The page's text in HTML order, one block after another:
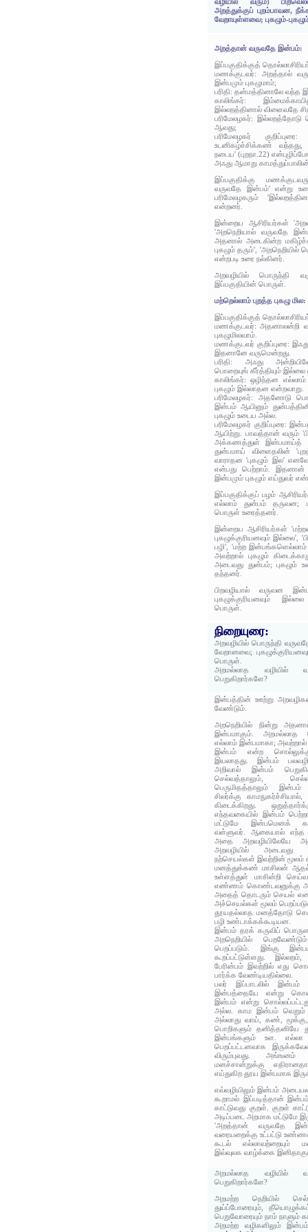
அறத்துக்குப் புறம்பாவன,
வேறாயுள்ளவை; புகழும்-
அறத்தான் வருவதே இன்பம்:
இப்பகுதிக்குத்
மணக்குடவர்: அறத்தால்
இன்பமும் புகழுமாம்;
பரிதி: தன்மத்தினாலே வந்த
காலிங்கர்:
இல்லறத்தினால் விளைவதே
பரிமேலழகர்: இல்லறத்தோடு
ஆவது;
பரிமேலழகர்
உடனிகழ்ச்சிக்கண்
நடைய' (புறநா.22)
அஃது ஆமாறு
இப்பகுதிக்கு
வருவதே இன்பம்' என்று
பரிமேலழகரும்
என்றனர்.
இன்றைய ஆசிரியர்கள்
'அறநெறியால் வருவதே
அதனால் அடைகின்ற
புகழும் தரும்',
என்றபடி உரை நல்கினர்.
அறவழியில் பொருந்தி
இப்பகுதியின் பொருள்.
மற்றெல்லாம் புறத்த புகழு மில:
இப்பகுதிக்குத்
மணக்குடவர்: அதனாலன்றி
புகழுமிலவாம்.
மணக்குடவர் குறிப்புரை:
இதனானே வருமென்றது.
பரிதி: அஃது
பொறையுங் கீர்த்தியும் இல்லை
காலிங்கர்: ஒழிந்தன
புகழும் இல்லாதன என்றவாறு.
பரிமேலழகர்: அதனோடு
இன்பம் ஆயினும்
புகழும் உடைய அல்ல.
பரிமேலழகர் குறிப்புரை:
ஆயிற்று. பாவத்தான் வரும்
அக்கணத்துள் இன்பமாய்த்
துன்பமாய் விளைதலின்
வாராதன 'புகழும் இல'
என்பது பெற்றாம்.
இன்பமும் புகழும் எய்துவர்
இப்பகுதிக்குப் பழம்
எல்லாம் துன்பம் தருவன;
பொருள் உரைத்தனர்.
இன்றைய ஆசிரியர்கள்
புகழுக்குரியனவும் இல்லை',
பழி', 'மற்ற இன்பங்களெல்லாம்
அவற்றால் புகழும்
அடைவது துன்பம்; புகழும்
தந்தனர்.
பிறவழியால் வருவன
புகழுக்குரியனவும்
பொருள்.
நிறையுரை:
அறவழியில் பொருந்தி
வேறானவை;
பொருள்.
அறமல்லாத வழியில்
பெறுகிறார்களே?
இன்பத்தின் ஊற்று
வேண்டும்.
அறநெறியில் நின்று
இன்பமாகும். அறமல்லாத
எல்லாம் இன்பமாகா; அவற்றால்
இன்பம் என்ற
இயலாதது. இன்பம்
அறிவால் இன்பம்
செல்வத்தாலும்,
பெருமிதத்தாலும்
சிலர்க்கு
கிடைக்கிறது.
எந்தவகையில் இன்பம்
மட்டுமே இன்பமெனக்
வள்ளுவர். ஆகையால் எந்த
அதை அறவழியிலேயே
அறவழியில் அடைவது
நற்செயல்கள் இவற்றின் மூலம்
மனத்துக்கண் மாசிலன்
உள்ளத்துள் மாசின்றி
எண்ணம் கொண்டவனுக்கு
அதைத் தொடரும் செயல் என
அச்செயல்கள் மூலம்
தூயதல்லாத மனத்தோடு
பழி உண்டாக்கக்கூடியன.
இன்பம் தரக் கருவிப்
அறநெறியில்
பெறப்படும். இங்கு
கூறப்பட்டுள்ளது.
பேரின்பம் இவற்றில் எது
பார்க்க வேண்டியதில்லை.
பலர் இப்பாடலில் இன்பம்
இன்பத்தையே என்று
இன்பம் என்று
அல்ல. காம இன்பம் வெறும்
அல்லாது வாய், கண்,
பொறிகளும் தனித்தனியே
இன்பங்களும் உள. எல்லா
பெறப்பட்டனவாக
விரும்புவது.
மனச்சான்றுக்கு
எய்துகிற தூய இன்பமாக
எவ்வழியிலும் இன்பம்
கூறாமல் இப்படித்தான்
காட்டுவது குறள். குறள்
அடிப்படை அறமாக மட்டுமே
'அறத்தான் வருவதே
வரையறைக்கு உட்பட்டு
கூடல் எல்லாவற்றையும்
இவ்வுலக வாழ்க்கை
அறமல்லாத வழியில்
பெறுகிறார்களே?
அறமற்ற நெறியில்
துய்ப்போரையும்,
பெறுவோரையும் நாம் நாளும்
அறமற்ற வழிகளிலும்